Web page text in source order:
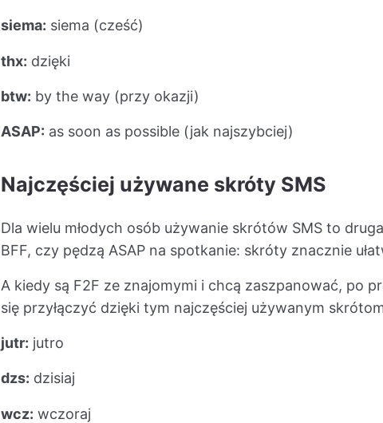
siema: siema (cześć)
thx: dzięki
btw: by the way (przy okazji)
ASAP: as soon as possible (jak najszybciej)
Najczęściej używane skróty SMS
Dla wielu młodych osób używanie skrótów SMS to
BFF, czy pędzą ASAP na spotkanie: skróty znacznie
A kiedy są F2F ze znajomymi i chcą zaszpanować, po
się przyłączyć dzięki tym najczęściej używanym
jutr: jutro
dzs: dzisiaj
wcz: wczoraj